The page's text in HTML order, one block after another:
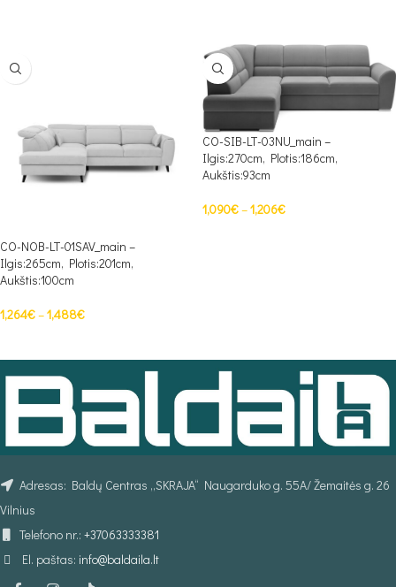
CO-NOB-LT-01SAV_main –
Ilgis:265cm, Plotis:201cm,
Aukštis:100cm
1,264€–1,488€
CO-SIB-LT-03NU_main –
Ilgis:270cm, Plotis:186cm,
Aukštis:93cm
1,090€–1,206€
Adresas: Baldų Centras „SKRAJA“ Naugarduko g. 55A/ Žemaitės g. 26
Vilnius
Telefono nr.: +37063333381
El. paštas: info@baldaila.lt